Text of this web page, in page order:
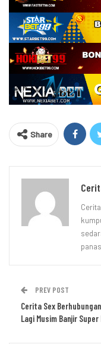
Share
PREV POST
Cerita Sex
Lagi Musim Banjir